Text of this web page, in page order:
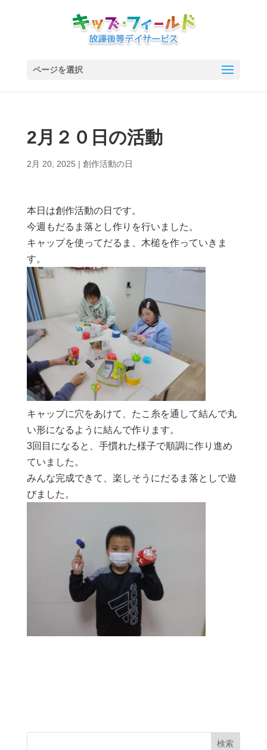
ページを選択
2月２０日の活動
2月 20, 2025 | 創作活動の日
本日は創作活動の日です。
今週もだるま落とし作りを行いました。
キャップを使ってだるま、木槌を作っていきま
す。
キャップに穴をあけて、たこ糸を通して結んで丸
い形になるように結んで作ります。
3回目になると、手慣れた様子で順調に作り進め
ていました。
みんな完成できて、楽しそうにだるま落としで遊
びました。